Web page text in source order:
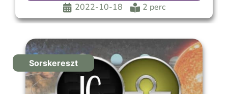
jobban szereted az intim tereket. Igényed van
arra, hogy mindent a lehető legjobban és
2022-10-18 2 perc
Sorskereszt